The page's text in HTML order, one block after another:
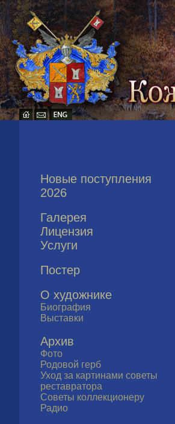
Новые поступления
2026
Галерея
Лицензия
Услуги
Постер
О художнике
Биография
Выставки
Архив
Фото
Родовой герб
Уход за картинами советы
реставратора
Советы коллекционеру
Радио